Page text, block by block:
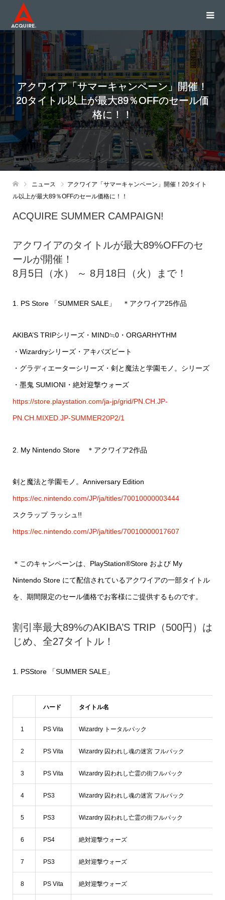
アクワイア「サマーキャンペーン」開催！
20タイトル以上が最大89％OFFのセール価
格に！！
ニュース
アクワイア「サマーキャンペーン」開催！20タイト
ル以上が最大89％OFFのセール価格に！！
ACQUIRE SUMMER CAMPAIGN!
アクワイアのタイトルが最大89%OFFのセ
ールが開催！
8月5日（水） ～ 8月18日（火）まで！
1. PS Store 「SUMMER SALE」 ＊アクワイア25作品
AKIBA’S TRIPシリーズ・MIND≒0・ORGARHYTHM
・Wizardryシリーズ・アキバズビート
・グラディエーターシリーズ・剣と魔法と学園モノ。シリーズ
・墨鬼 SUMIONI・絶対迎撃ウォーズ
https://store.playstation.com/ja-jp/grid/PN.CH.JP-
PN.CH.MIXED.JP-SUMMER20P2/1
2. My Nintendo Store ＊アクワイア2作品
剣と魔法と学園モノ。Anniversary Edition
https://ec.nintendo.com/JP/ja/titles/70010000003444
スクラップ ラッシュ!!
https://ec.nintendo.com/JP/ja/titles/70010000017607
＊このキャンペーンは、PlayStation®Store および My
Nintendo Store にて配信されているアクワイアの一部タイトル
を、期間限定のセール価格でお客様にご提供するものです。
割引率最大89%のAKIBA’S TRIP（500円）は
じめ、全27タイトル！
1. PSStore 「SUMMER SALE」
ハード タイトル名
1 PS Vita Wizardry トータルパック
2 PS Vita Wizardry 囚われし魂の迷宮 フルパック
3 PS Vita Wizardry 囚われし亡霊の街フルパック
4 PS3 Wizardry 囚われし魂の迷宮 フルパック
5 PS3 Wizardry 囚われし亡霊の街フルパック
6 PS4 絶対迎撃ウォーズ
7 PS3 絶対迎撃ウォーズ
8 PS Vita 絶対迎撃ウォーズ